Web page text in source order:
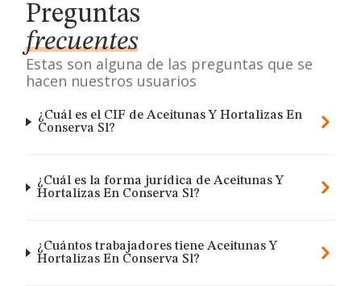
Preguntas
frecuentes
Estas son alguna de las preguntas que se
hacen nuestros usuarios
¿Cuál es el CIF de Aceitunas Y Hortalizas En
Conserva Sl?
¿Cuál es la forma jurídica de Aceitunas Y
Hortalizas En Conserva Sl?
¿Cuántos trabajadores tiene Aceitunas Y
Hortalizas En Conserva Sl?